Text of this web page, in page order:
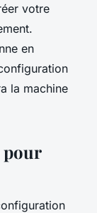
votre
en
la machine
pour